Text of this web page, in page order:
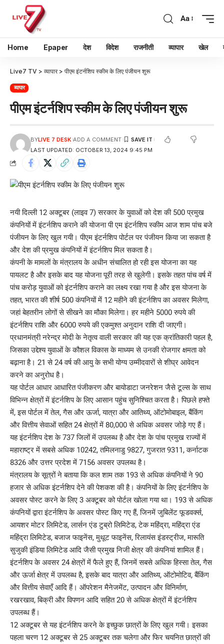
Aa
Home Epaper देश विदेश राजनीती व्यापार खेल
Live7 TV > व्यापार> पीएम इंटर्नशिप स्कीम के लिए पंजीयन शुरू
व्यापार
पीएम इंटर्नशिप स्कीम के लिए पंजीयन शुरू
LAST UPDATED: OCTOBER 13, 2024 9:45 PM
BYLIVE 7 DESK ADD A COMMENT
नयी दिल्ली 12 अक्टूबर (लाइव 7) सरकार के युवाओं को देश की 500 प्रमुख
कंपनियों में इंटर्नशिप कराने की योजना पी एम इंटर्नशिप स्कीम आज शाम पांच बजे
पंजीयन के लिए खुल गयी। पीएम इंटर्नशिप पोर्टल पर पंजीयन किया जा सकता है
और देश की प्रमुख कंपनियों में इंटर्नशिप मिल सकता है।
कंपनी के मामलों के मंत्रालय के अधीन संचालित हो रही इस योजना का यह
पायलट है और इसके बाद यह योजना पूरी तरह से खुलेगी। इसके तहत पांच वर्ष में
पांच करोड़ युवाओं को इंटर्नशिप कराने का लक्ष्य रखा गया है और इस योजना के
तहत, भारत की शीर्ष 500 कंपनियों में 12 महीने की इंटर्नशिप का अवसर मिलेगा,
जहां बेहतरीन लोगों से सीखने का मौका मिलेगा। हर महीने 5000 रुपये की
इंटर्नशिप राशि और 6000 रुपये की एकमुश्त अनुदान राशि दी जाएगी।
प्रधानमंत्री नरेन्द्र मोदी के नेतृत्व वाली सरकार की यह एक क्रांतिकारी पहल है,
जिसका उद्देश्य युवाओं के कौशल विकास के माध्यम से उनकी रोजगार क्षमता को
बढ़ाना है। 21 से 24 वर्ष की आयु के सभी योग्य उम्मीदवारों से शीघ्र आवेदन
करने का अनुरोध है।
यह पोर्टल आधार आधारित पंजीकरण और बायोडाटा जनरेशन जैसे टूल्स के साथ
विभिन्न क्षेत्रों में इंटर्नशिप के लिए आसान पहुंच सुनिश्चित करता है। पिछले हफ्ते
में, इस पोर्टल में तेल, गैस और ऊर्जा, यात्रा और आतिथ्य, ऑटोमोबाइल, बैंकिंग
और वित्तीय सेवाओं सहित 24 क्षेत्रों में 80,000 से अधिक अवसर जोड़े गए हैं।
यह इंटर्नशिप देश के 737 जिलों में उपलब्ध है और देश के पांच प्रमुख राज्यों में
महाराष्ट्र में सबसे अधिक 10242, तमिलनाडु 9827, गुजरात 9311, कर्नाटक
8326 और उत्तर प्रदेश में 7156 अवसर उपलब्ध है।
मंत्रालय के सूत्रों ने बताया कि कल शाम तक 193 से अधिक कंपनियों ने 90
हजार से अधिक इंटर्नशिप देने की पेशकश की है। कंपनियों के लिए इंटर्नशिप के
अवसर पोस्ट करने के लिए 3 अक्टूबर को पोर्टल खोला गया था। 193 से अधिक
कंपनियों द्वारा इंटर्नशिप के अवसर पोस्ट किए गए हैं, जिनमें जुबिलेंट फूडवर्क्स,
आयशर मोटर लिमिटेड, लार्सन एंड टुब्रो लिमिटेड, टेक महिंद्रा, महिंद्रा एंड
महिंद्रा लिमिटेड, बजाज फाइनेंस, मुथूट फाइनेंस, रिलायंस इंडस्ट्रीज, मारूति
सुजुकी इंडिया लिमिटेड आदि जैसी प्रमुख निजी क्षेत्र की कंपनियां शामिल हैं।
इंटर्नशिप के अवसर 24 क्षेत्रों में फैले हुए हैं, जिनमें सबसे अधिक हिस्सा तेल, गैस
और ऊर्जा क्षेत्र में उपलब्ध है, इसके बाद यात्रा और आतिथ्य, ऑटोमोटिव, बैंकिंग
और वित्तीय सेवाएँ आदि हैं। ऑपरेशन मैनेजमेंट, उत्पादन और विनिर्माण,
रखरखाव, बिक्री और विपणन आदि सहित 20 से अधिक क्षेत्रों में इंटर्नशिप
उपलब्ध हैं।
12 अक्टूबर से यह इंटर्नशिप करने के इच्छुक छात्रों के लिए खुल गयी। इसका
पहला चरण 12 अक्टूबर से 25 अक्टूबर तक चलेगा और फिर चयनित छात्रों की